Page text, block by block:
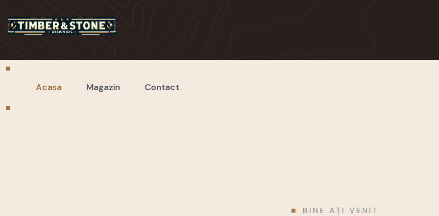
Acasa Magazin Contact
BINE AȚI VENIT